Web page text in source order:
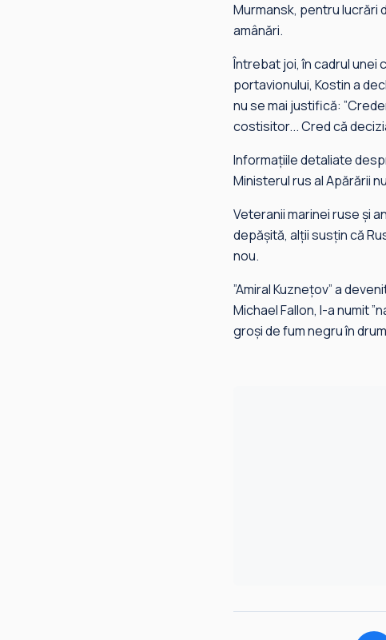
Murmansk, pentru lucrări
amânări.
Întrebat joi, în cadrul unei
portavionului, Kostin a
nu se mai justifică:
costisitor... Cred că
Informaţiile detaliate
Ministerul rus al Apărării
Veteranii marinei ruse şi
depăşită, alţii susţin că
nou.
”Amiral Kuzneţov” a
Michael Fallon, l-a numit
groşi de fum negru în